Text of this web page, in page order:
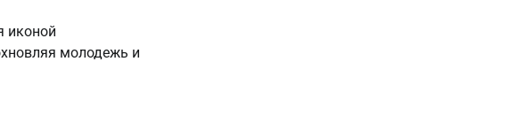
иконой
молодежь и